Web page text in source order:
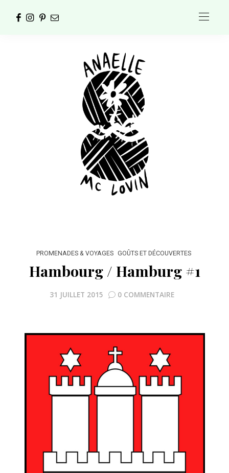
PROMENADES & VOYAGES GOÛTS ET DÉCOUVERTES
Hambourg / Hamburg #1
31 JUILLET 2015 0 COMMENTAIRE